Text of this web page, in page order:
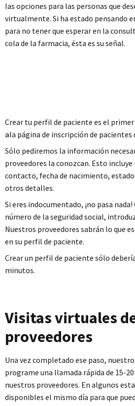
las opciones para las personas que
virtualmente. Si ha estado pensando
para no tener que esperar en la
cola de la farmacia, ésta es su señal.
Crear tu perfil de paciente es el
ala página de inscripción de pacientes
Sólo pediremos la información
proveedores la conozcan. Esto
contacto, fecha de nacimiento,
otros detalles.
Si eres indocumentado, ¡no pasa nada!
número de la seguridad social,
Nuestros proveedores sabrán lo que
en su perfil de paciente.
Crear un perfil de paciente sólo
minutos.
Visitas virtuales
proveedores
Una vez completado ese paso,
programe una llamada rápida de 15-
nuestros proveedores. En algunos
disponibles el mismo día para que